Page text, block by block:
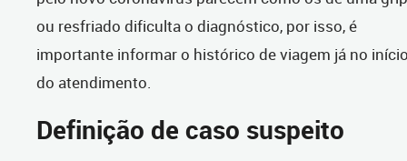
ou resfriado dificulta o diagnóstico, por isso, é
importante informar o histórico de viagem já no
do atendimento.
Definição de caso suspeito